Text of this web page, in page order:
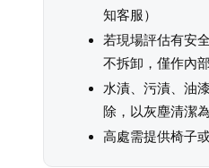
知客服）
若現場評估有安
不拆卸，僅作內
水漬、污漬、油
除，以灰塵清潔
高處需提供椅子